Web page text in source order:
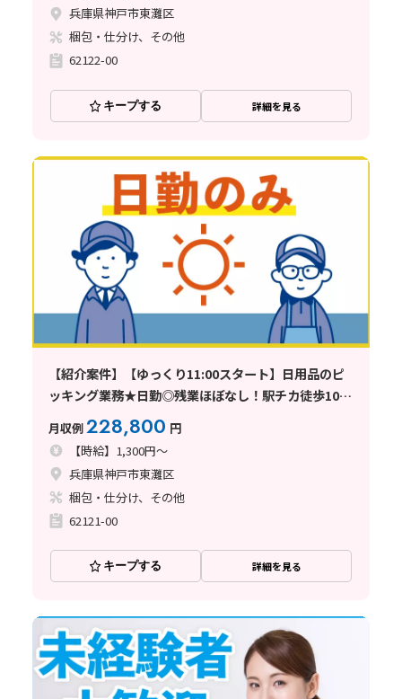
兵庫県神戸市東灘区
梱包・仕分け、その他
62122-00
キープする 詳細を見る
【紹介案件】【ゆっくり11:00スタート】日用品のピ
ッキング業務★日勤◎残業ほぼなし！駅チカ徒歩10分
月収例228,800 円
【時給】1,300円～
兵庫県神戸市東灘区
梱包・仕分け、その他
62121-00
キープする 詳細を見る